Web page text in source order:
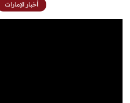
أخبار الإمارات